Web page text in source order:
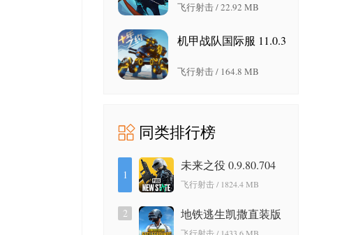
飞行射击 / 22.92 MB
机甲战队国际服 11.0.3
飞行射击 / 164.8 MB
同类排行榜
1
未来之役 0.9.80.704
最新版
飞行射击 / 1824.4 MB
2
地铁逃生凯撒直装版
4.5.0 安卓版